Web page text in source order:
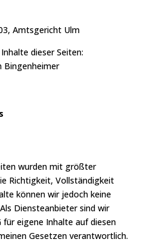
Amtsgericht Ulm
dieser Seiten:
Bingenheimer
wurden mit größter
Richtigkeit, Vollständigkeit
können wir jedoch keine
Diensteanbieter sind wir
für eigene Inhalte auf diesen
Gesetzen verantwortlich.